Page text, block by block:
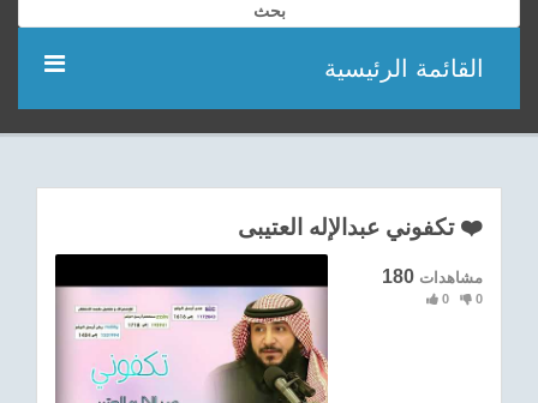
بحث
القائمة الرئيسية
اناشيد
تكفوني عبدالإله العتيبى ❤️
180 مشاهدات
0 0